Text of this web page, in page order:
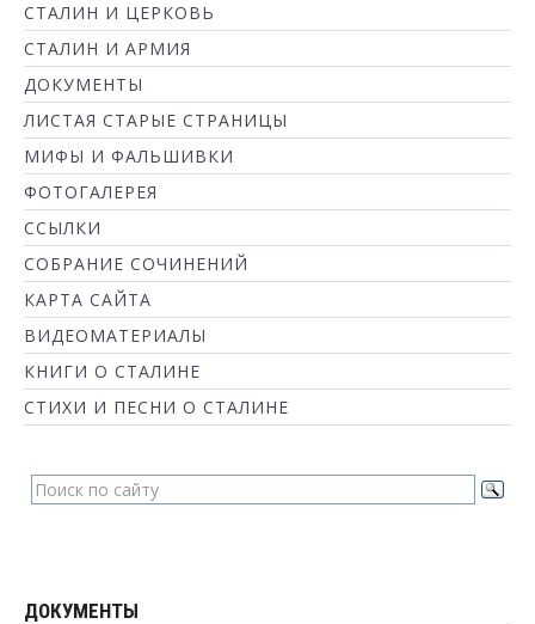
СТАЛИН И ЦЕРКОВЬ
СТАЛИН И АРМИЯ
ДОКУМЕНТЫ
ЛИСТАЯ СТАРЫЕ СТРАНИЦЫ
МИФЫ И ФАЛЬШИВКИ
ФОТОГАЛЕРЕЯ
ССЫЛКИ
СОБРАНИЕ СОЧИНЕНИЙ
КАРТА САЙТА
ВИДЕОМАТЕРИАЛЫ
КНИГИ О СТАЛИНЕ
СТИХИ И ПЕСНИ О СТАЛИНЕ
ДОКУМЕНТЫ